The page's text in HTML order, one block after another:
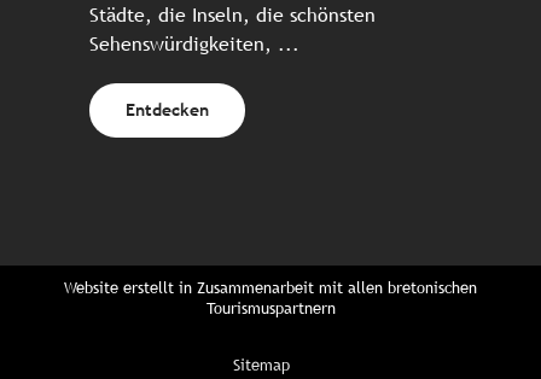
Städte, die Inseln, die schönsten
Sehenswürdigkeiten, ...
Entdecken
Website erstellt in Zusammenarbeit mit allen bretonischen
Tourismuspartnern
Sitemap